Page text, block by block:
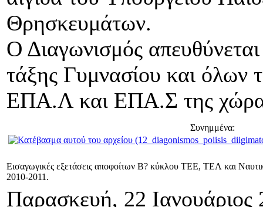
Θρησκευμάτων.
Ο Διαγωνισμός
τάξης Γυμνασίου και όλων
ΕΠΑ.Λ και ΕΠΑ.Σ της
Συνημμένα:
Εισαγωγικές εξετάσεις αποφοίτων Β? κύκλου ΤΕΕ, ΤΕΛ και
2010-2011.
Παρασκευή, 22 Ιανουάριος